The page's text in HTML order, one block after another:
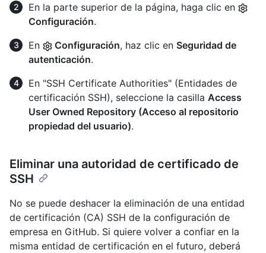
En la parte superior de la página, haga clic en
Configuración.
En
Configuración, haz clic en Seguridad de
autenticación.
En "SSH Certificate Authorities" (Entidades de
certificación SSH), seleccione la casilla Access
User Owned Repository (Acceso al repositorio
propiedad del usuario).
Eliminar una autoridad de certificado de
SSH
No se puede deshacer la eliminación de una entidad
de certificación (CA) SSH de la configuración de
empresa en GitHub. Si quiere volver a confiar en la
misma entidad de certificación en el futuro, deberá